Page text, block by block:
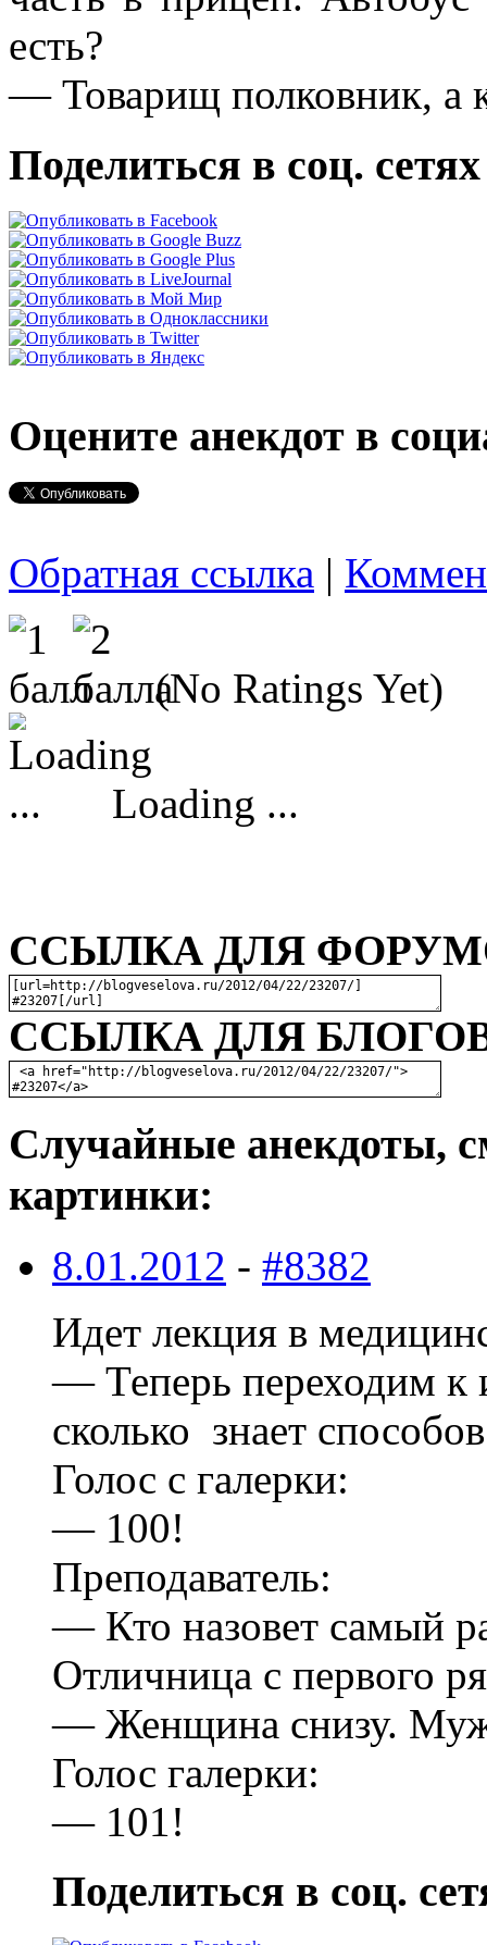
есть?
— Товарищ полковник, а
Поделиться в соц. сетях
Оцените анекдот в
Обратная ссылка |
(No Ratings Yet)
Loading ...
ССЫЛКА ДЛЯ
ССЫЛКА ДЛЯ БЛОГОВ
Случайные анекдоты,
картинки:
8.01.2012 - #8382
Идет лекция в
— Теперь переходим к
сколько знает
Голос с галерки:
— 100!
Преподаватель:
— Кто назовет самый
Отличница с первого
— Женщина снизу.
Голос галерки:
— 101!
Поделиться в соц.